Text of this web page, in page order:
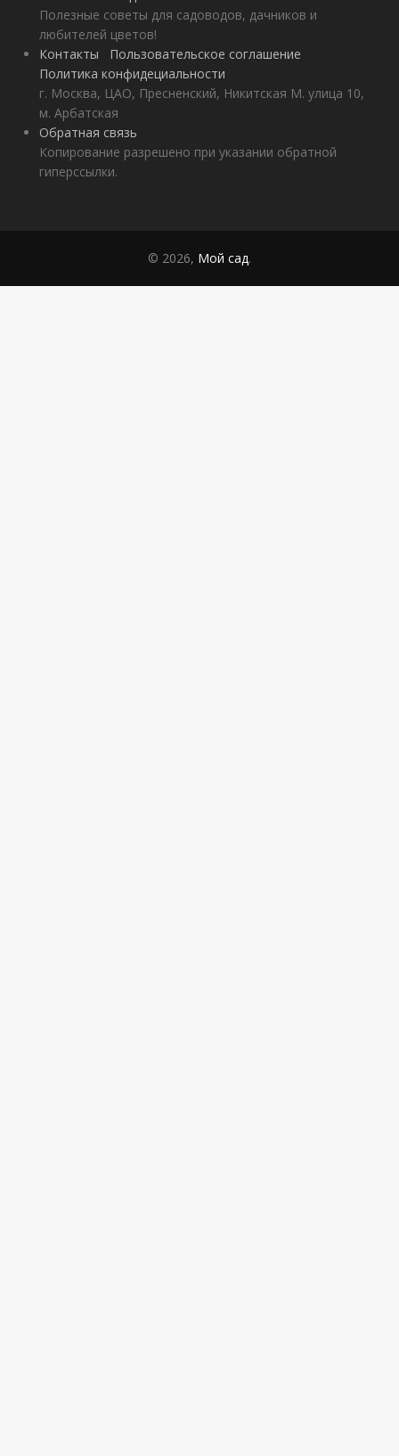
Полезные советы для садоводов, дачников и
любителей цветов!
Контакты
Пользовательское соглашение
Политика конфидециальности
г. Москва, ЦАО, Пресненский, Никитская М. улица 10,
м. Арбатская
Обратная связь
Копирование разрешено при указании обратной
гиперссылки.
© 2026, Мой сад.